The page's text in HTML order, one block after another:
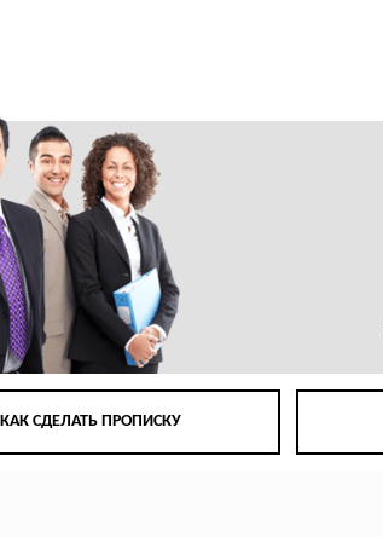
КАК СДЕЛАТЬ ПРОПИСКУ